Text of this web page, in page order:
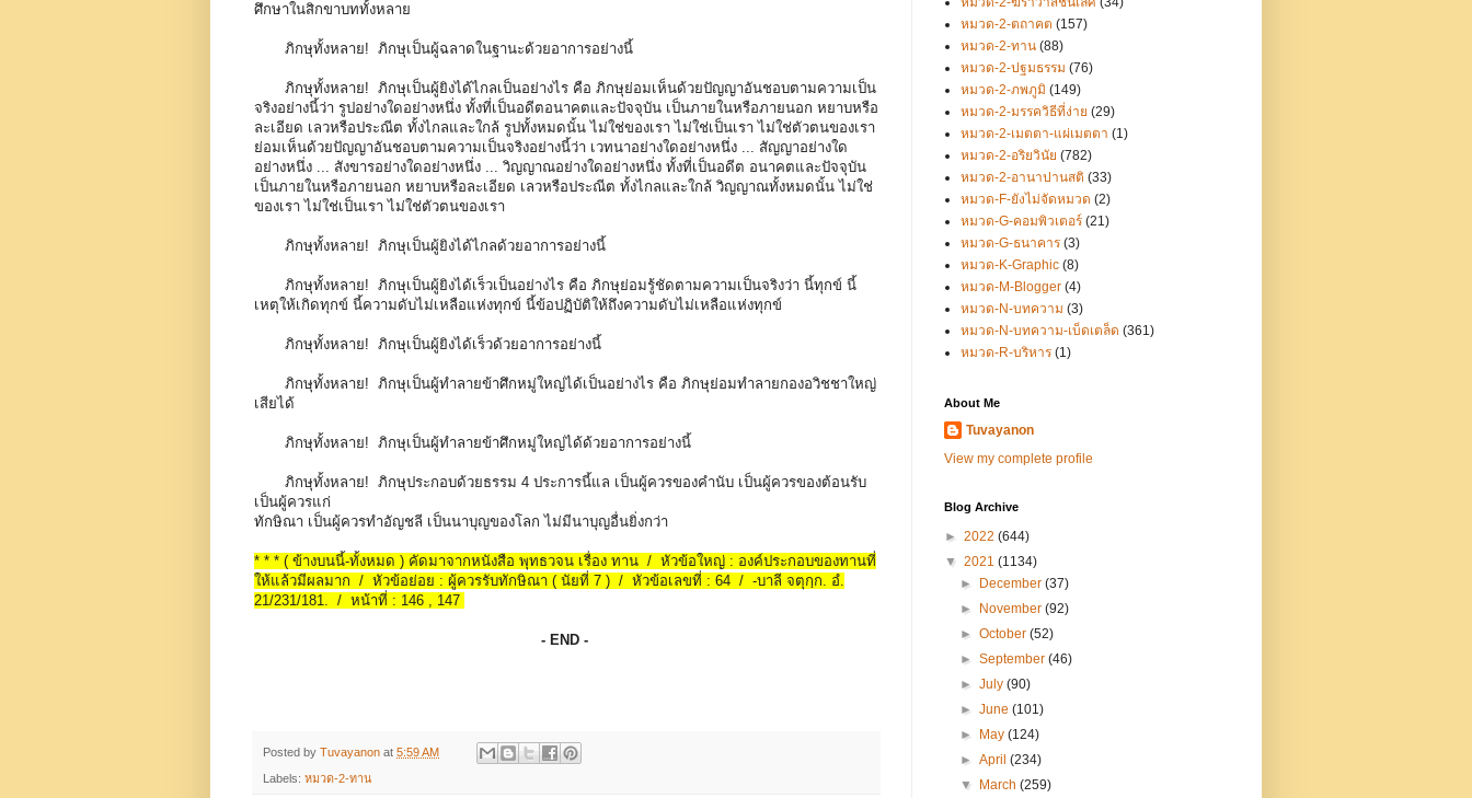
ศึกษาในสิกขาบททั้งหลาย
ภิกษุทั้งหลาย! ภิกษุเป็นผู้ฉลาดในฐานะด้วยอาการอย่างนี้
ภิกษุทั้งหลาย! ภิกษุเป็นผู้ยิงได้ไกลเป็นอย่างไร คือ ภิกษุย่อมเห็นด้วยปัญญาอันชอบตามความเป็น
จริงอย่างนี้ว่า รูปอย่างใดอย่างหนึ่ง ทั้งที่เป็นอดีตอนาคตและปัจจุบัน เป็นภายในหรือภายนอก หยาบหรือ
ละเอียด เลวหรือประณีต ทั้งไกลและใกล้ รูปทั้งหมดนั้น ไม่ใช่ของเรา ไม่ใช่เป็นเรา ไม่ใช่ตัวตนของเรา
ย่อมเห็นด้วยปัญญาอันชอบตามความเป็นจริงอย่างนี้ว่า เวทนาอย่างใดอย่างหนึ่ง ... สัญญาอย่างใด
อย่างหนึ่ง ... สังขารอย่างใดอย่างหนึ่ง ... วิญญาณอย่างใดอย่างหนึ่ง ทั้งที่เป็นอดีต อนาคตและปัจจุบัน
เป็นภายในหรือภายนอก หยาบหรือละเอียด เลวหรือประณีต ทั้งไกลและใกล้ วิญญาณทั้งหมดนั้น ไม่ใช่
ของเรา ไม่ใช่เป็นเรา ไม่ใช่ตัวตนของเรา
ภิกษุทั้งหลาย! ภิกษุเป็นผู้ยิงได้ไกลด้วยอาการอย่างนี้
ภิกษุทั้งหลาย! ภิกษุเป็นผู้ยิงได้เร็วเป็นอย่างไร คือ ภิกษุย่อมรู้ชัดตามความเป็นจริงว่า นี้ทุกข์ นี้
เหตุให้เกิดทุกข์ นี้ความดับไม่เหลือแห่งทุกข์ นี้ข้อปฏิบัติให้ถึงความดับไม่เหลือแห่งทุกข์
ภิกษุทั้งหลาย! ภิกษุเป็นผู้ยิงได้เร็วด้วยอาการอย่างนี้
ภิกษุทั้งหลาย! ภิกษุเป็นผู้ทำลายข้าศึกหมู่ใหญ่ได้เป็นอย่างไร คือ ภิกษุย่อมทำลายกองอวิชชาใหญ่
เสียได้
ภิกษุทั้งหลาย! ภิกษุเป็นผู้ทำลายข้าศึกหมู่ใหญ่ได้ด้วยอาการอย่างนี้
ภิกษุทั้งหลาย! ภิกษุประกอบด้วยธรรม 4 ประการนี้แล เป็นผู้ควรของคำนับ เป็นผู้ควรของต้อนรับ
เป็นผู้ควรแก่
ทักษิณา เป็นผู้ควรทำอัญชลี เป็นนาบุญของโลก ไม่มีนาบุญอื่นยิ่งกว่า
* * * ( ข้างบนนี้-ทั้งหมด ) คัดมาจากหนังสือ พุทธวจน เรื่อง ทาน / หัวข้อใหญ่ : องค์ประกอบของทานที่
ให้แล้วมีผลมาก / หัวข้อย่อย : ผู้ควรรับทักษิณา ( นัยที่ 7 ) / หัวข้อเลขที่ : 64 / -บาลี จตุกฺก. อํ.
21/231/181. / หน้าที่ : 146 , 147
- END -
Posted by Tuvayanon at 5:59 AM
Labels: หมวด-2-ทาน
หมวด-2-ตถาคต (157)
หมวด-2-ทาน (88)
หมวด-2-ปฐมธรรม (76)
หมวด-2-ภพภูมิ (149)
หมวด-2-มรรควิธีที่ง่าย (29)
หมวด-2-เมตตา-แผ่เมตตา (1)
หมวด-2-อริยวินัย (782)
หมวด-2-อานาปานสติ (33)
หมวด-F-ยังไม่จัดหมวด (2)
หมวด-G-คอมพิวเตอร์ (21)
หมวด-G-ธนาคาร (3)
หมวด-K-Graphic (8)
หมวด-M-Blogger (4)
หมวด-N-บทความ (3)
หมวด-N-บทความ-เบ็ดเตล็ด (361)
หมวด-R-บริหาร (1)
About Me
Tuvayanon
View my complete profile
Blog Archive
► 2022 (644)
▼ 2021 (1134)
►
December(37)
►
November(92)
►October(52)
►September(46)
►July(90)
►June(101)
►
May(124)
►April(234)
▼
March(259)